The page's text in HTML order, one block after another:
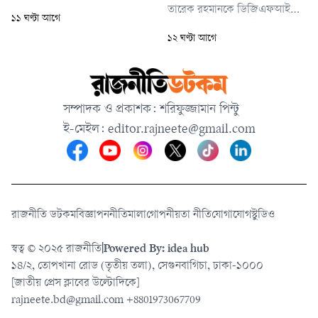
উঠে আসা এক দীর্ঘশ্বাসের ইতিহাস।
১১ ঘণ্টা আগে
তারেক রহমানকে ডিজিএফআইয়ের
ইন্টারোগেশন সেলে (জেআইসি)
বলেছেন আন্তর্জাতিক অপরাধ
ট্রাইব্যুনালের চিফ প্রসিকিউটর মো.
আমিনুল ইসলাম।
১২ ঘণ্টা আগে
সম্পাদক ও প্রকাশক: শরিফুজ্জামান পিন্টু
ই-মেইল: editor.rajneete@gmail.com
রাজনীতি ডটকমবিজ্ঞাপননীতিমালাগোপনীয়তা নীতিযোগাযোগস্টুডিও
স্বত্ব © ২০২৫ রাজনীতিPowered By: idea hub
১৪/২, তোপখানা রোড (তৃতীয় তলা), সেগুনবাগিচা, ঢাকা-১০০০
[জাতীয় প্রেস ক্লাবের উল্টোদিকে]
rajneete.bd@gmail.com +8801973067709